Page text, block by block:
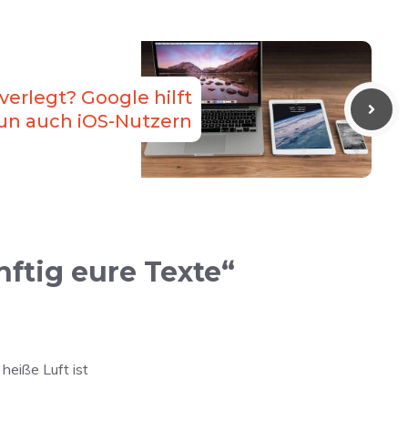
Google hilft
auch iOS-Nutzern
eure Texte“
heiße Luft ist